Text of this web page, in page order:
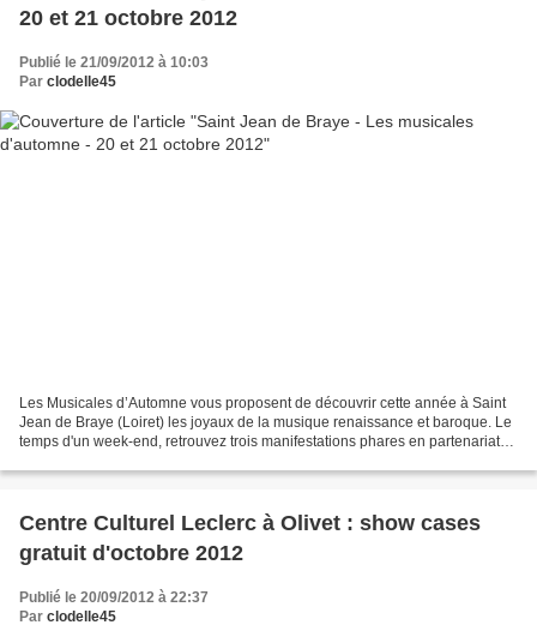
20 et 21 octobre 2012
Publié le 21/09/2012 à 10:03
Par clodelle45
Les Musicales d’Automne vous proposent de découvrir cette année à Saint
Jean de Braye (Loiret) les joyaux de la musique renaissance et baroque. Le
temps d'un week-end, retrouvez trois manifestations phares en partenariat
Centre Culturel Leclerc à Olivet : show cases
gratuit d'octobre 2012
Publié le 20/09/2012 à 22:37
Par clodelle45